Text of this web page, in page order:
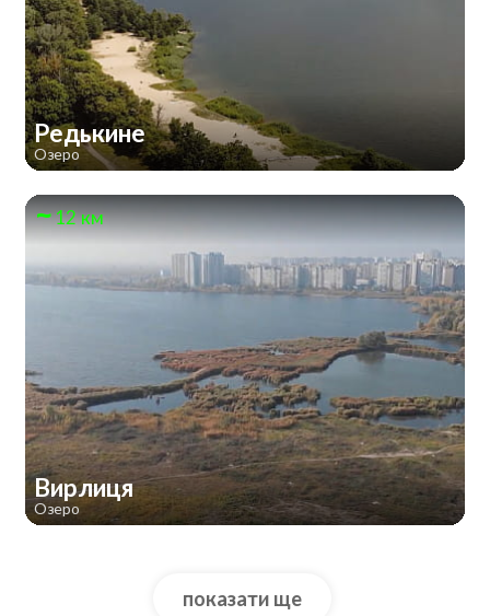
Редькине
Озеро
12 км
Вирлиця
Озеро
показати ще